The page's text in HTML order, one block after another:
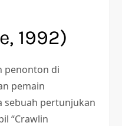
1992)
penonton di
pemain
sebuah pertunjukan
“Crawlin